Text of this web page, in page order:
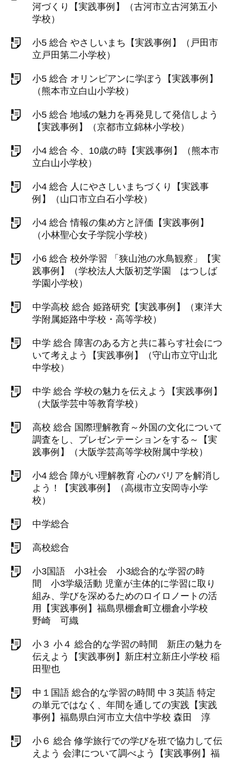
河づくり【実践事例】（古河市立古河第五小
学校）
小5 総合 やさしいまち【実践事例】（戸田市
立戸田第二小学校）
小5 総合 オリンピアンに学ぼう【実践事例】
（熊本市立白山小学校）
小5 総合 地域の魅力を再発見して発信しよう
【実践事例】（京都市立錦林小学校）
小4 総合 今、10歳の時【実践事例】（熊本市
立白山小学校）
小4 総合 人にやさしいまちづくり【実践事
例】（山口市立白石小学校）
小4 総合 情報の集め方と評価【実践事例】
（小林聖心女子学院小学校）
小6 総合 校外学習 「狭山池の水鳥観察」【実
践事例】（学校法人大阪初芝学園 はつしば
学園小学校）
中学高校 総合 姫路研究【実践事例】（東洋大
学附属姫路中学校・高等学校）
中学 総合 障害のある方と共に暮らす社会につ
いて考えよう【実践事例】（守山市立守山北
中学校）
中学 総合 学校の魅力を伝えよう【実践事例】
（大阪学芸中等教育学校）
高校 総合 国際理解教育～外国の文化について
調査をし、プレゼンテーションをする～【実
践事例】（大阪学芸高等学校附属中学校）
小4 総合 障がい理解教育 心のバリアを解消し
よう！【実践事例】（高槻市立安岡寺小学
校）
中学総合
高校総合
小3国語 小3社会 小3総合的な学習の時
間 小3学級活動 児童が主体的に学習に取り
組み、学びを深めるためのロイロノートの活
用【実践事例】福島県棚倉町立棚倉小学校
野崎 可織
小３ 小４ 総合的な学習の時間 新庄の魅力を
伝えよう【実践事例】新庄村立新庄小学校 稲
田聖也
中１国語 総合的な学習の時間 中３英語 特定
の単元ではなく、年間を通しての実践【実践
事例】福島県白河市立大信中学校 森田 淳
小６ 総合 修学旅行での学びを班で協力して伝
えよう 会津について調べよう【実践事例】福